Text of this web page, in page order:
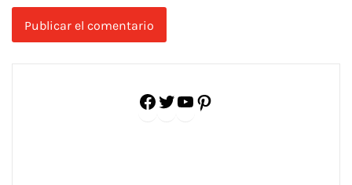
Facebook
Twitter
YouTube
Pinterest